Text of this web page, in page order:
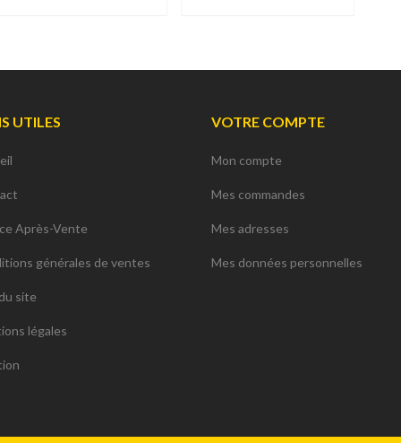
UTILES
Après-Vente
générales de ventes
site
légales
VOTRE COMPTE
Mon compte
Mes commandes
Mes adresses
Mes données personnelles